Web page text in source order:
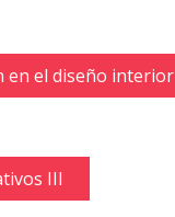
en el diseño interior
III